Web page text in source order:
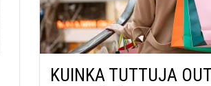
KUINKA TUTTUJA